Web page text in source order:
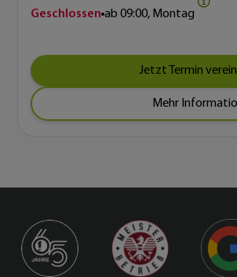
Geschlossen ab 09:00, Montag
Jetzt Termin
Mehr